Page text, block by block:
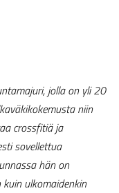
jolla on yli 20
niin
crossfitiä ja
sovellettua
hän on
ulkomaidenkin